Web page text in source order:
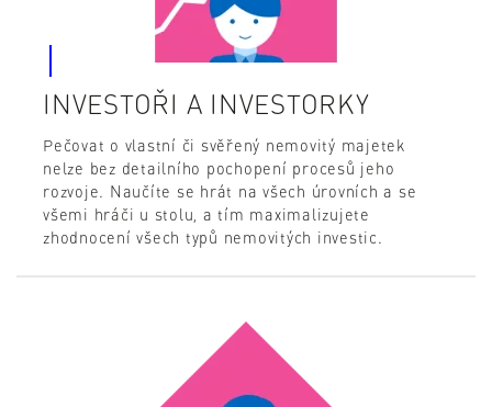
INVESTOŘI A INVESTORKY
Pečovat o vlastní či svěřený nemovitý majetek
nelze bez detailního pochopení procesů jeho
rozvoje. Naučíte se hrát na všech úrovních a se
všemi hráči u stolu, a tím maximalizujete
zhodnocení všech typů nemovitých investic.